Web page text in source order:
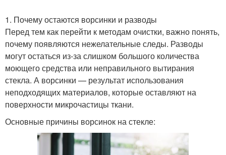
1. Почему остаются ворсинки и разводы
Перед тем как перейти к методам очистки, важно понять,
почему появляются нежелательные следы. Разводы
могут остаться из-за слишком большого количества
моющего средства или неправильного вытирания
стекла. А ворсинки — результат использования
неподходящих материалов, которые оставляют на
поверхности микрочастицы ткани.
Основные причины ворсинок на стекле: